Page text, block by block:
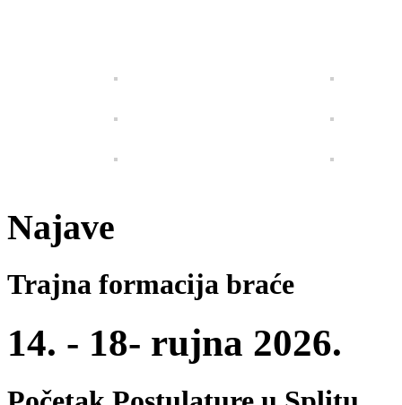
Najave
Trajna formacija braće
14. - 18- rujna 2026.